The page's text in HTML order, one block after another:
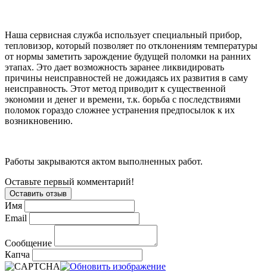
Наша сервисная служба использует специальный прибор,
тепловизор, который позволяет по отклонениям температуры
от нормы заметить зарождение будущей поломки на ранних
этапах. Это дает возможность заранее ликвидировать
причины неисправностей не дожидаясь их развития в саму
неисправность. Этот метод приводит к существенной
экономии и денег и времени, т.к. борьба с последствиями
поломок гораздо сложнее устранения предпосылок к их
возникновению.
Работы закрываются актом выполненных работ.
Оставьте первый комментарий!
Оставить отзыв
Имя
Email
Сообщение
Капча